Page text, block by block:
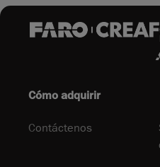
Cómo adquirir
Contáctenos